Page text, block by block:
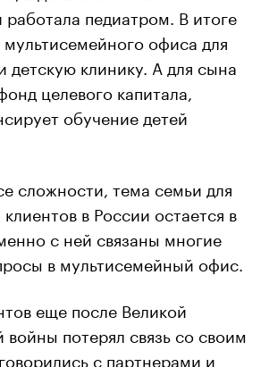
педиатром. В итоге
офиса для
детскую клинику. А для сына
целевого капитала,
обучение детей
сложности, тема семьи для
в России остается в
с ней связаны многие
в мультисемейный офис.
еще после Великой
войны потерял связь со своим
с партнерами и